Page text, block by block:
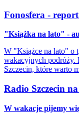
Fonosfera -
"Książka na lato" -
W "Książce na lato" o
wakacyjnych podróży.
Szczecin, które warto
Radio Szczecin
W wakacje pijemy